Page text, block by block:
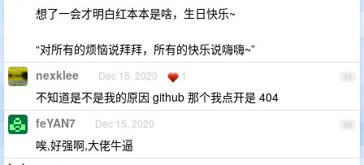
想了一会才明白红本本是啥，生日快乐~
“对所有的烦恼说拜拜，所有的快乐说嗨嗨~”
94
nexklee Dec 15, 2020 1
不知道是不是我的原因 github 那个我点开是 404
95
feYAN7 Dec 15, 2020
唉,好强啊,大佬牛逼